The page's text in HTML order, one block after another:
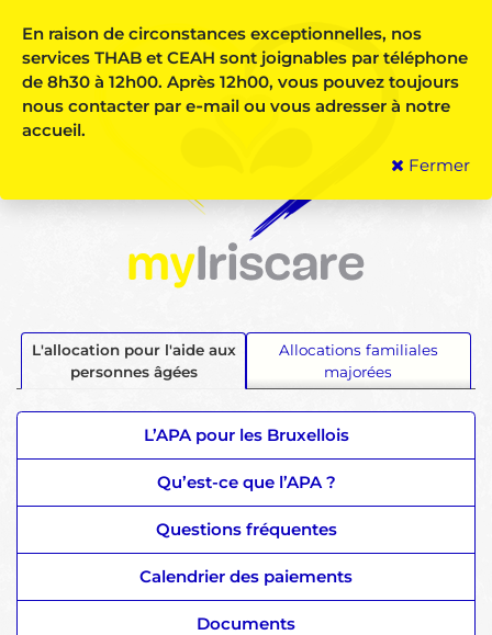
En raison de circonstances exceptionnelles, nos
services THAB et CEAH sont joignables par téléphone
de 8h30 à 12h00. Après 12h00, vous pouvez toujours
nous contacter par e‑mail ou vous adresser à notre
accueil.
Fermer
L'allocation pour l'aide aux
personnes âgées
Allocations familiales
majorées
L’APA pour les Bruxellois
Qu’est-ce que l’APA ?
Questions fréquentes
Calendrier des paiements
Documents